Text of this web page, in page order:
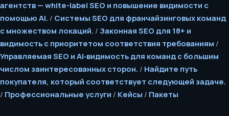
агентств — white-label SEO и повышение видимости с
помощью AI. / Системы SEO для франчайзинговых команд
с множеством локаций. / Законная SEO для 18+ и
видимость с приоритетом соответствия требованиям /
Управляемая SEO и AI‑видимость для команд с большим
числом заинтересованных сторон. / Найдите путь
покупателя, который соответствует следующей задаче.
/ Профессиональные услуги / Кейсы / Пакеты